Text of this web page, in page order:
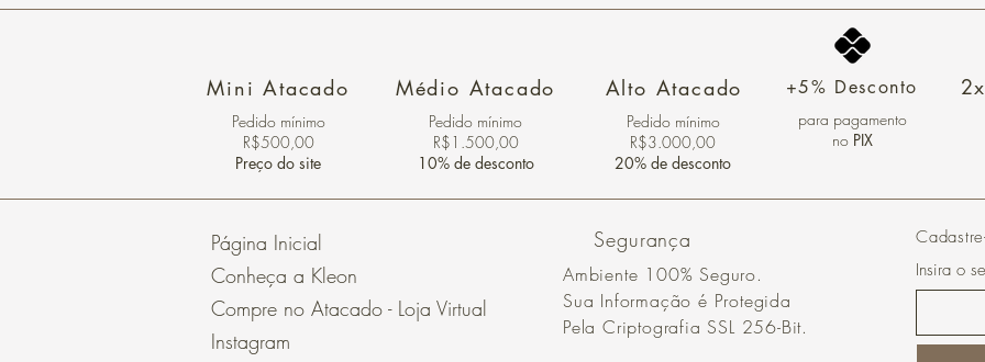
Mini Atacado
Pedido ​mínimo
R$500,00
Preço do site
Médio Atacado
Pedido mínimo
R$1.500,00
10% de desconto
Alto Atacado
Pedido mínimo
R$3.000,00
20% de desconto
+5% Desconto
para pagamento
no PIX
Página Inicial
Conheça a Kleon
Compre no Atacado - Loja Virtual
Instagram
Segurança
Ambiente 100% Seguro.
Sua Informação é Protegida
Pela Criptografia SSL 256-Bit.
Insira o